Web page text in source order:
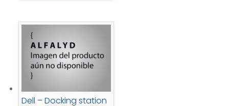
Dell – Docking station